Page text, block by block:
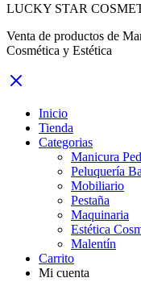
LUCKY STAR
Venta de productos de
Cosmética y Estética
Inicio
Tienda
Categorias
Manicura
Peluquería
Mobiliario
Pestaña
Maquinaria
Estética
Malentín
Carrito
Mi cuenta